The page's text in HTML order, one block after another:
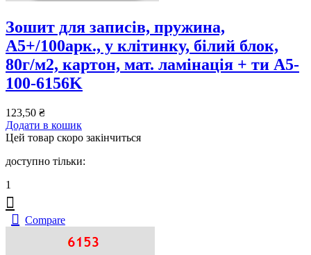
Зошит для записів, пружина,
А5+/100арк., у клітинку, білий блок,
80г/м2, картон, мат. ламінація + ти A5-
100-6156K
123,50 ₴
Додати в кошик
Цей товар скоро закінчиться
доступно тільки:
1
Compare